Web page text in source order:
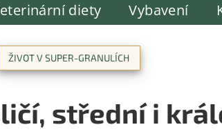
diety Vybavení
ŽIVOT V SUPER-GRANULÍCH
střední i